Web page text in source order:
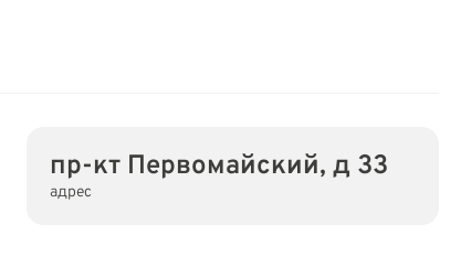
пр-кт Первомайский, д 33
адрес